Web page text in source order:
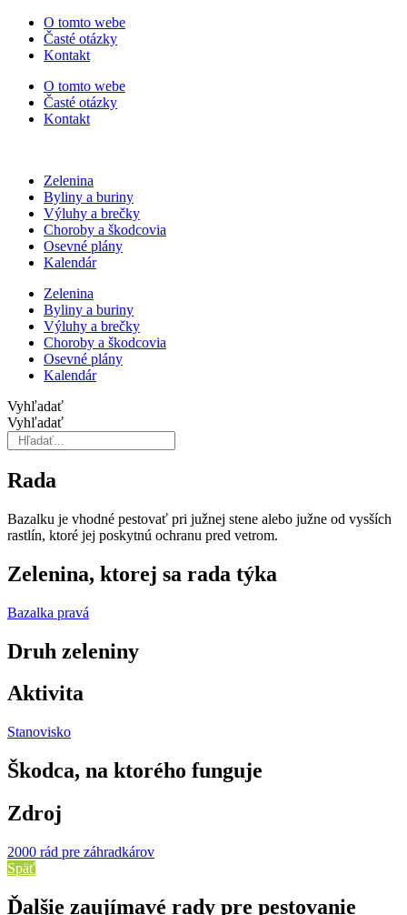
Preskočiť
obsah
O tomto webe
Časté otázky
Kontakt
O tomto webe
Časté otázky
Kontakt
Zelenina
Byliny a buriny
Výluhy a brečky
Choroby a škodcovia
Osevné plány
Kalendár
Zelenina
Byliny a buriny
Výluhy a brečky
Choroby a škodcovia
Osevné plány
Kalendár
Vyhľadať
Vyhľadať
Rada
Bazalku je vhodné pestovať pri južnej stene alebo južne od vysších
rastlín, ktoré jej poskytnú ochranu pred vetrom.
Zelenina, ktorej sa rada týka
Bazalka pravá
Druh zeleniny
Aktivita
Stanovisko
Škodca, na ktorého funguje
Zdroj
2000 rád pre záhradkárov
Späť
Ďalšie zaujímavé rady pre pestovanie